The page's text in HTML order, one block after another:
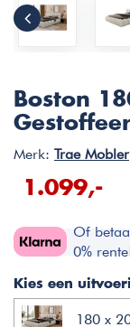
Boston
Merk: Trae Mobler
1.099,-
Of
0%
Kies een
180 x